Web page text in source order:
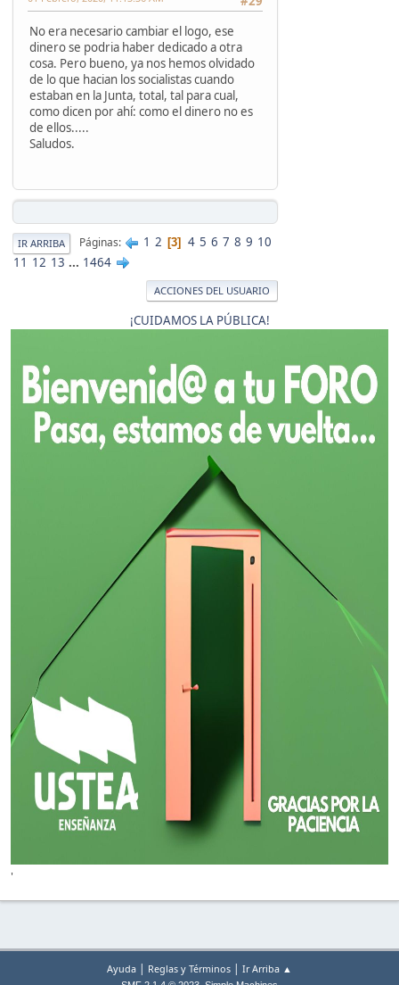
No era necesario cambiar el logo, ese
dinero se podria haber dedicado a otra
cosa. Pero bueno, ya nos hemos olvidado
de lo que hacian los socialistas cuando
estaban en la Junta, total, tal para cual,
como dicen por ahí: como el dinero no es
de ellos.....
Saludos.
IR ARRIBA Páginas 1 2 3 4 5 6 7 8 9 10
11 12 13 ... 1464
ACCIONES DEL USUARIO
¡CUIDAMOS LA PÚBLICA!
'
Ayuda | Reglas y Términos | Ir Arriba ▲